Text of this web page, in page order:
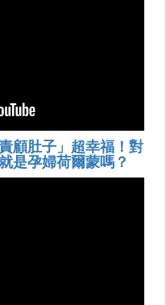
顧肚子」超幸福！對
是孕婦荷爾蒙嗎？